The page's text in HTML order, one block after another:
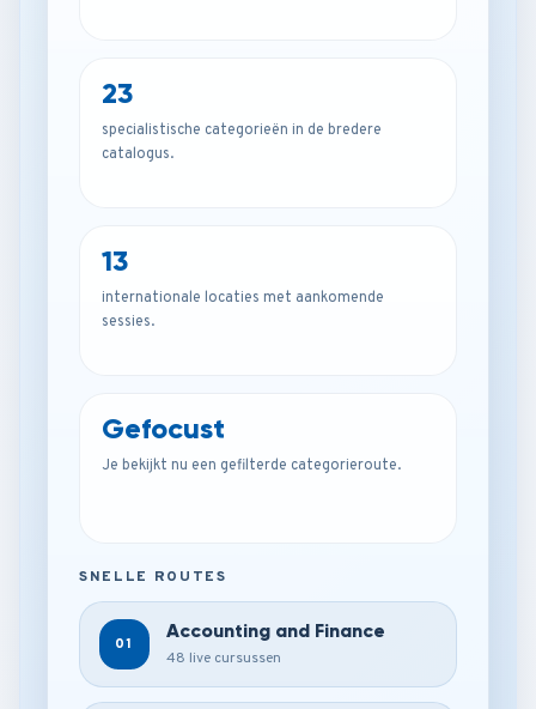
23
specialistische categorieën in de bredere
catalogus.
13
internationale locaties met aankomende
sessies.
Gefocust
Je bekijkt nu een gefilterde categorieroute.
SNELLE ROUTES
01
Accounting and Finance
48 live cursussen